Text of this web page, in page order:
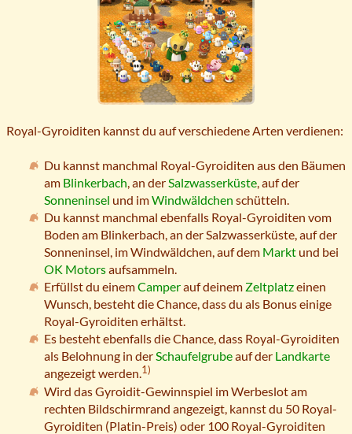
Royal-Gyroiditen kannst du auf verschiedene Arten verdienen:
Du kannst manchmal Royal-Gyroiditen aus den Bäumen
am Blinkerbach, an derSalzwasserküste, auf der
Sonneninsel und imWindwäldchen schütteln.
Du kannst manchmal ebenfalls Royal-Gyroiditen vom
Boden am Blinkerbach, an der Salzwasserküste, auf der
Sonneninsel, im Windwäldchen, auf dem Markt und bei
OK Motorsaufsammeln.
Erfüllst du einemCamperauf deinem Zeltplatzeinen
Wunsch, besteht die Chance, dass du als Bonus einige
Royal-Gyroiditen erhältst.
Es besteht ebenfalls die Chance, dass Royal-Gyroiditen
als Belohnung in derSchaufelgrubeauf der Landkarte
angezeigt werden.1)
Wird das Gyroidit-Gewinnspiel im Werbeslot am
rechten Bildschirmrand angezeigt, kannst du 50 Royal-
Gyroiditen (Platin-Preis) oder 100 Royal-Gyroiditen